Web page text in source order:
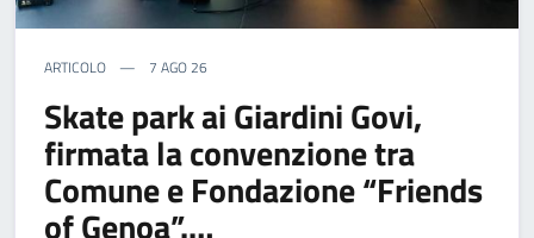
ARTICOLO 7 AGO 26
Skate park ai Giardini Govi,
firmata la convenzione tra
Comune e Fondazione “Friends
of Genoa”.…